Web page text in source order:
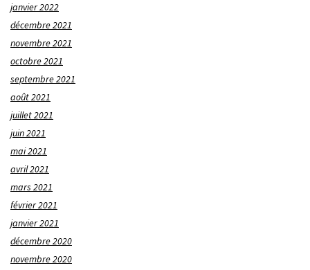
janvier 2022
décembre 2021
novembre 2021
octobre 2021
septembre 2021
août 2021
juillet 2021
juin 2021
mai 2021
avril 2021
mars 2021
février 2021
janvier 2021
décembre 2020
novembre 2020